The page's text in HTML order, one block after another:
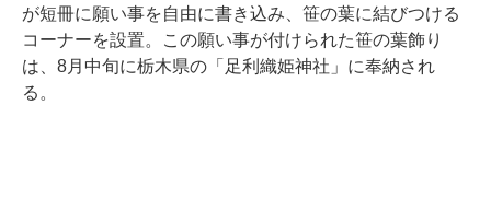
が短冊に願い事を自由に書き込み、笹の葉に結びつける
コーナーを設置。この願い事が付けられた笹の葉飾り
は、8月中旬に栃木県の「足利織姫神社」に奉納され
る。